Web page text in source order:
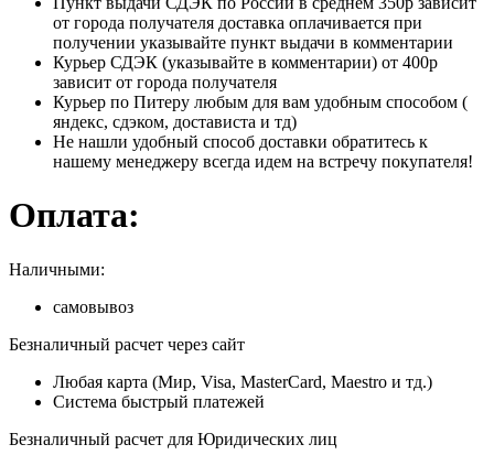
от города получателя доставка оплачивается при
получении указывайте пункт выдачи в комментарии
Курьер СДЭК (указывайте в комментарии) от 400р
зависит от города получателя
Курьер по Питеру любым для вам удобным способом (
яндекс, сдэком, достависта и тд)
Не нашли удобный способ доставки обратитесь к
нашему менеджеру всегда идем на встречу покупателя!
Оплата:
Наличными:
самовывоз
Безналичный расчет через сайт
Любая карта (Мир, Visa, MasterCard, Maestro и тд.)
Система быстрый платежей
Безналичный расчет для Юридических лиц